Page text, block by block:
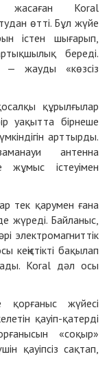
жасаған Koral
өтті. Бұл жүйе
істен шығарып,
береді.
— жауды «көзсіз
құрылғылар
уақытта бірнеше
арттырды.
антенна
жұмыс істеуімен
тек қарумен ғана
жүреді. Байланыс,
электромагниттік
кеңістікті бақылап
Koral дәл осы
қорғаныс жүйесі
қауіп-қатерді
«соқыр»
қауіпсіз сақтап,